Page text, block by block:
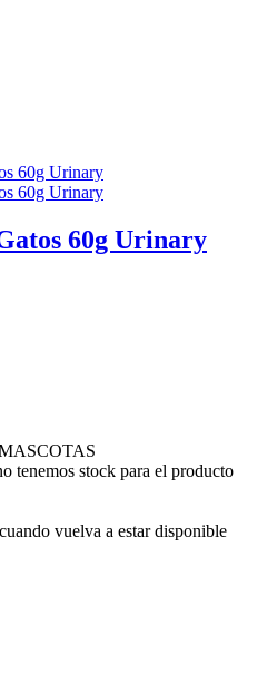
60g Urinary
tenemos stock para el producto
vuelva a estar disponible